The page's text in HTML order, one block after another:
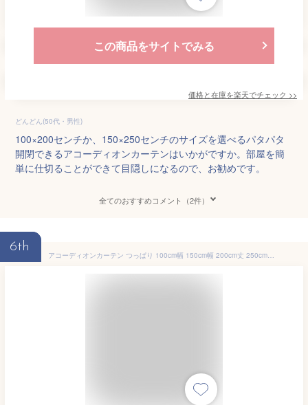
この商品をサイトでみる
価格と在庫を楽天でチェック >>
どんどん(50代・男性)
100×200センチか、150×250センチのサイズを選べるパタパタ
開閉できるアコーディオンカーテンはいかがですか。部屋を簡
単に仕切ることができて目隠しになるので、お勧めです。
全てのおすすめコメント（2件）
6th
アコーディオンカーテン つっぱり 100cm幅 150cm幅 200cm丈 250cm丈 Nプレーン 全4色 ホワイト ネイビー アイボリー ブラウン 無地 シンプル パタパタカーテン 間仕切り 目隠し 防寒 断熱 省エネ 玄関 部屋 仕切り パントリー